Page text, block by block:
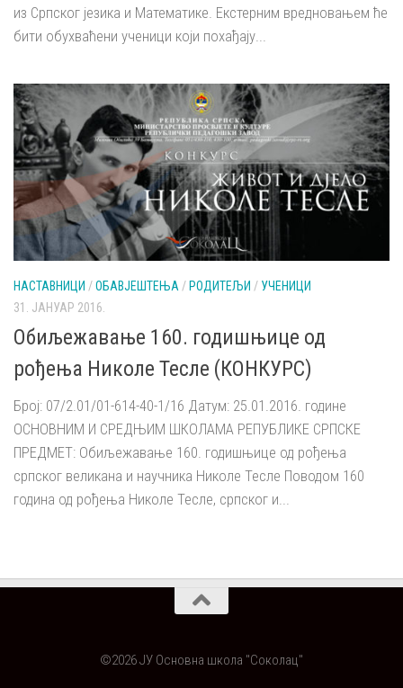
из Српског језика и Математике. Екстерним вредновањем ће
бити обухваћени ученици који похађају...
НАСТАВНИЦИ /ОБАВЈЕШТЕЊА/ РОДИТЕЉИ / УЧЕНИЦИ
31. ЈАНУАР 2016.
Обиљежавање 160. годишњице од
рођења Николе Тесле (КОНКУРС)
Број: 07/2.01/01-614-40-1/16 Датум: 25.01.2016. године
ОСНОВНИМ И СРЕДЊИМ ШКОЛАМА РЕПУБЛИКЕ СРПСКЕ
ПРЕДМЕТ: Обиљежавање 160. годишњице од рођења
српског великана и научника Николе Тесле Поводом 160
година од рођења Николе Тесле, српског и...
©2026 ЈУ Основна школа "Соколац"